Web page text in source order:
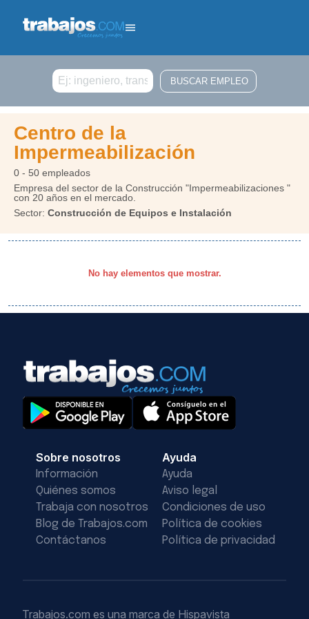
Buscar
Centro de la
Impermeabilización
0 - 50 empleados
Empresa del sector de la Construcción "Impermeabilizaciones "
con 20 años en el mercado.
Sector: Construcción de Equipos e Instalación
No hay elementos que mostrar.
Sobre nosotros
Información
Quiénes somos
Trabaja con nosotros
Blog de Trabajos.com
Contáctanos
Ayuda
Ayuda
Aviso legal
Condiciones de uso
Política de cookies
Política de privacidad
Trabajos.com es una marca de Hispavista